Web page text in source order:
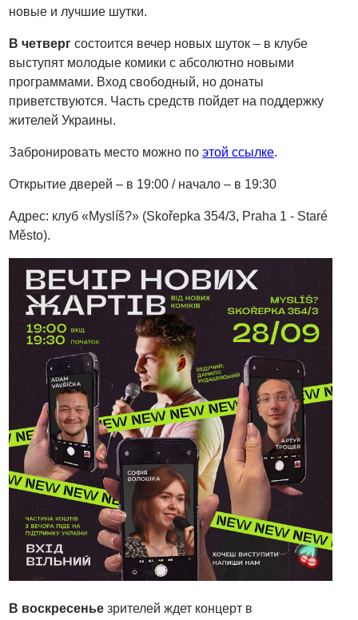
новые и лучшие шутки.
В четвергсостоится вечер новых шуток – в клубе
выступят молодые комики с абсолютно новыми
программами. Вход свободный, но донаты
приветствуются. Часть средств пойдет на поддержку
жителей Украины.
Забронировать место можно поэтой ссылке.
Открытие дверей – в 19:00 / начало – в 19:30
Адрес: клуб «Myslíš?» (Skořepka 354/3, Praha 1 - Staré
Město).
В воскресенье зрителей ждет концерт в